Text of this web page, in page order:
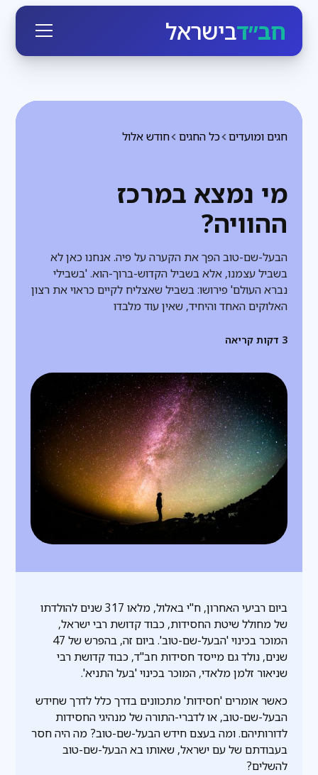
חב״דבישראל
חודש אלול כל החגים חגים ומועדים
מי נמצא במרכז
ההוויה?
הבעל-שם-טוב הפך את הקערה על פיה. אנחנו כאן לא
בשביל עצמנו, אלא בשביל הקדוש-ברוך-הוא. 'בשבילי
נברא העולם' פירושו: בשביל שאצליח לקיים כראוי את רצון
האלוקים האחד והיחיד, שאין עוד מלבדו
3 דקות קריאה
ביום רביעי האחרון, ח"י באלול, מלאו 317 שנים להולדתו
של מחולל שיטת החסידות, כבוד קדושת רבי ישראל,
המוכר בכינוי 'הבעל-שם-טוב'. ביום זה, בהפרש של 47
שנים, נולד גם מייסד חסידות חב"ד, כבוד קדושת רבי
שניאור זלמן מלאדי, המוכר בכינוי 'בעל התניא'.
כאשר אומרים 'חסידות' מתכוונים בדרך כלל לדרך שחידש
הבעל-שם-טוב, או לדברי-התורה של מנהיגי החסידות
לדורותיהם. ומה בעצם חידש הבעל-שם-טוב? מה היה חסר
בעבודתם של עם ישראל, שאותו בא הבעל-שם-טוב
להשלים?